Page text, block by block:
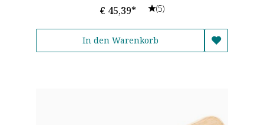
€ 45,39* (5)
In den Warenkorb